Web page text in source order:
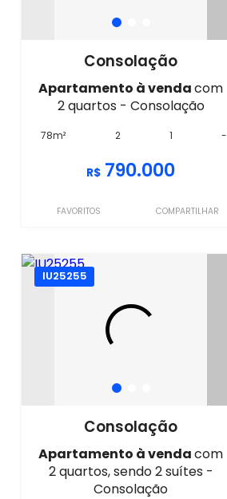
Consolação
Apartamento à vendacom
2 quartos - Consolação
78m² 2 1 -
R$ 790.000
FAVORITOS COMPARTILHAR
IU25255
Consolação
Apartamento à vendacom
2 quartos, sendo 2 suítes -
Consolação